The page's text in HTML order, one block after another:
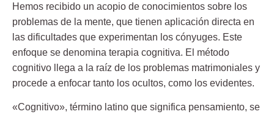
Hemos recibido un acopio de conocimientos sobre los
problemas de la mente, que tienen aplicación directa en
las dificultades que experimentan los cónyuges. Este
enfoque se denomina terapia cognitiva. El método
cognitivo llega a la raíz de los problemas matrimoniales y
procede a enfocar tanto los ocultos, como los evidentes.
«Cognitivo», término latino que significa pensamiento, se